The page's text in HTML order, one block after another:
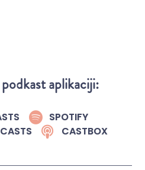
aplikaciji:
SPOTIFY
CASTBOX